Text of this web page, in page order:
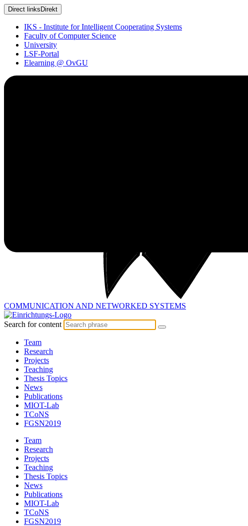
Direct links Direkt
IKS - Institute for Intelligent Cooperating Systems
Faculty of Computer Science
University
LSF-Portal
Elearning @ OvGU
COMMUNICATION AND NETWORKED SYSTEMS
Search for content
Team
Research
Projects
Teaching
Thesis Topics
News
Publications
MIOT-Lab
TCoNS
FGSN2019
Team
Research
Projects
Teaching
Thesis Topics
News
Publications
MIOT-Lab
TCoNS
FGSN2019